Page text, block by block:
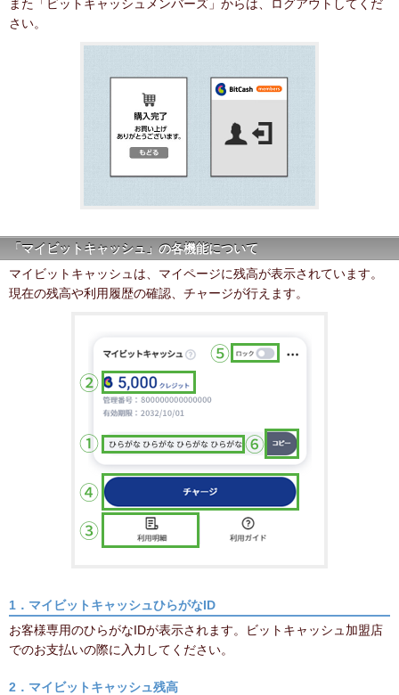
また「ビットキャッシュメンバーズ」からは、ログアウトしてくだ
さい。
「マイビットキャッシュ」の各機能について
マイビットキャッシュは、マイページに残高が表示されています。
現在の残高や利用履歴の確認、チャージが行えます。
1．マイビットキャッシュひらがなID
お客様専用のひらがなIDが表示されます。ビットキャッシュ加盟店
でのお支払いの際に入力してください。
2．マイビットキャッシュ残高